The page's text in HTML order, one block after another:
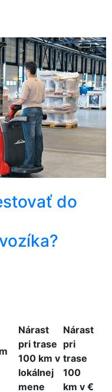
do
Nárast
pri trase
100 km v
lokálnej
mene
Nárast
pri
trase
100
km v €